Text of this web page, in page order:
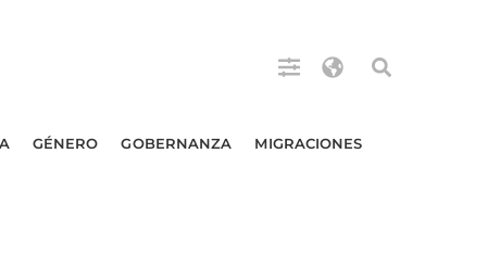
GÉNERO GOBERNANZA MIGRACIONES